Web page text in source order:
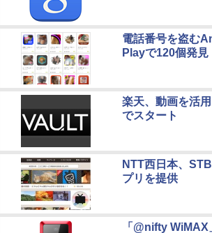
電話番号を盗む
Playで120個発見
楽天、動画を活
でスタート
NTT西日本、
プリを提供
「@nifty